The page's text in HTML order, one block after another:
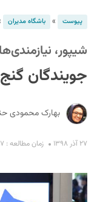
پیوست » باشگاه مدیران
شیپور،
جویندگان گنج
بهارک محمودی
۲۷ آذر ۱۳۹۸ زمان مطالعه : ۱۷ دقیقه